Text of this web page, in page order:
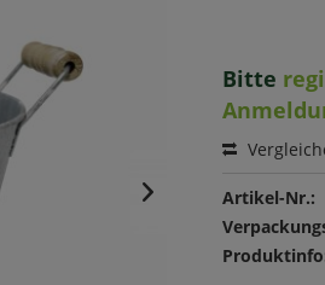
Bitte
Artikel-Nr.: